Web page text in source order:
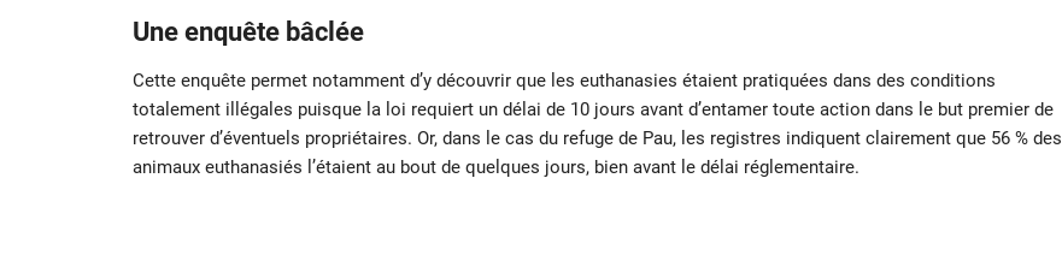
Une enquête bâclée
Cette enquête permet notamment d’y découvrir que les euthanasies étaient pratiquées dans des conditions
totalement illégales puisque la loi requiert un délai de 10 jours avant d’entamer toute action dans le but premier de
retrouver d’éventuels propriétaires. Or, dans le cas du refuge de Pau, les registres indiquent clairement que 56 % des
animaux euthanasiés l’étaient au bout de quelques jours, bien avant le délai réglementaire.